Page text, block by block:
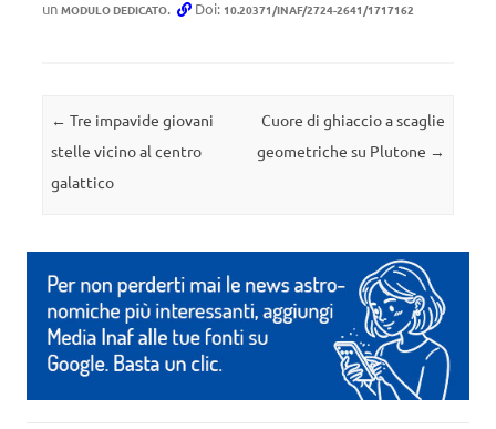
un MODULO DEDICATO. Doi: 10.20371/INAF/2724-2641/1717162
Navigazione articolo
← Tre impavide giovani
stelle vicino al centro
galattico
Cuore di ghiaccio a scaglie
geometriche su Plutone →